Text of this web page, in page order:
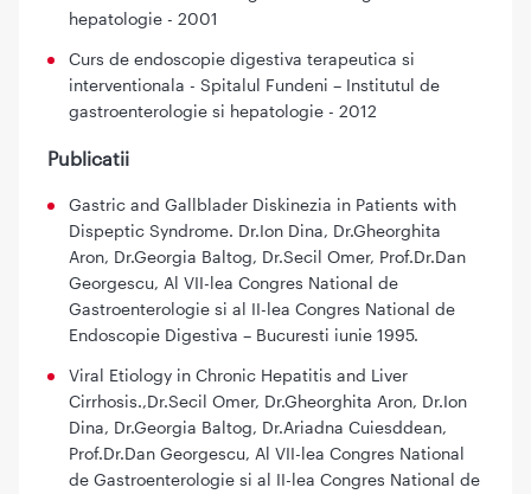
hepatologie - 2001
Curs de endoscopie digestiva terapeutica si
interventionala - Spitalul Fundeni – Institutul de
gastroenterologie si hepatologie - 2012
Publicatii
Gastric and Gallblader Diskinezia in Patients with
Dispeptic Syndrome. Dr.Ion Dina, Dr.Gheorghita
Aron, Dr.Georgia Baltog, Dr.Secil Omer, Prof.Dr.Dan
Georgescu, Al VII-lea Congres National de
Gastroenterologie si al II-lea Congres National de
Endoscopie Digestiva – Bucuresti iunie 1995.
Viral Etiology in Chronic Hepatitis and Liver
Cirrhosis.,Dr.Secil Omer, Dr.Gheorghita Aron, Dr.Ion
Dina, Dr.Georgia Baltog, Dr.Ariadna Cuiesddean,
Prof.Dr.Dan Georgescu, Al VII-lea Congres National
de Gastroenterologie si al II-lea Congres National de